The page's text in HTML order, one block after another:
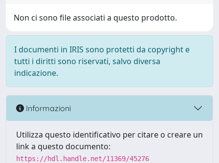
Non ci sono file associati a questo prodotto.
I documenti in IRIS sono protetti da copyright e
tutti i diritti sono riservati, salvo diversa
indicazione.
Informazioni
Utilizza questo identificativo per citare o creare un
link a questo documento:
https://hdl.handle.net/11369/45276